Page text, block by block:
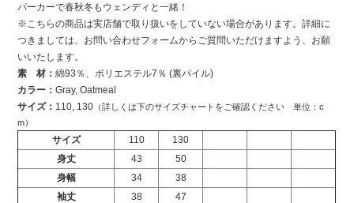
パーカーで春秋冬もウェンディと一緒！
※こちらの商品は実店舗で取り扱いをしていない場合があります。詳細に
つきましては、お問い合わせフォームからご質問いただけますよう、お願
いいたします。
素 材：綿93％、ポリエステル7％ (裏パイル)
カラー：Gray, Oatmeal
サイズ： 110, 130 （詳しくは下のサイズチャートをご確認ください 単位：c
m）
サイズ 110
130
身丈
43
50
身幅
34
38
袖丈
38
47